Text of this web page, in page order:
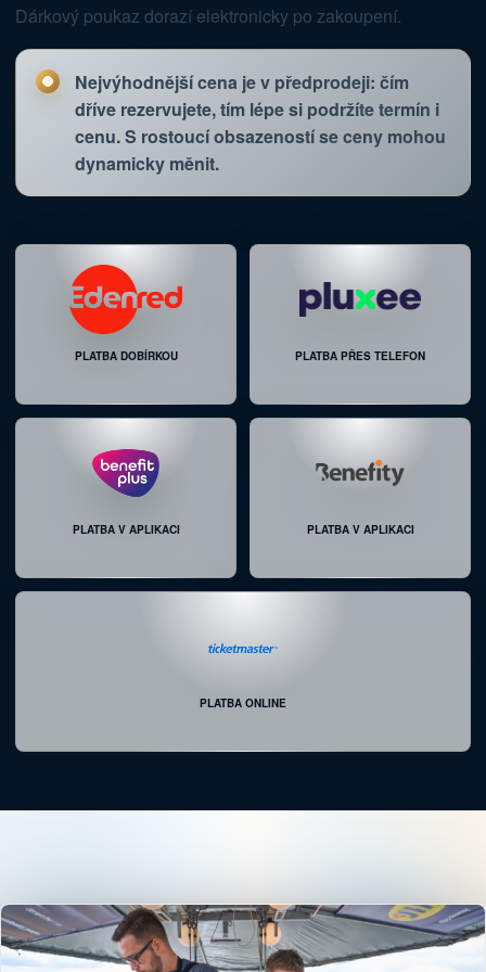
LUNCH IN THE SKY ® PREMIUM
11 MÍST NAPLÁNOVÁNO
LUNCH IN THE SKY ® PREMIUM
1 MÍSTO POSLEDNÍ MÍSTA K DISPOZICI
SO 05.09. 12:30
LUNCH IN THE SKY EXCLUSIVE
SLUNCE
2 MÍSTA POSLEDNÍ MÍSTA K DISPOZICI
Dárkový poukaz dorazí elektronicky po zakoupení.
Nejvýhodnější cena je v předprodeji: čím
dříve rezervujete, tím lépe si podržíte termín i
cenu. S rostoucí obsazeností se ceny mohou
dynamicky měnit.
PLATBA DOBÍRKOU PLATBA PŘES TELEFON
PLATBA V APLIKACI PLATBA V APLIKACI
PLATBA ONLINE